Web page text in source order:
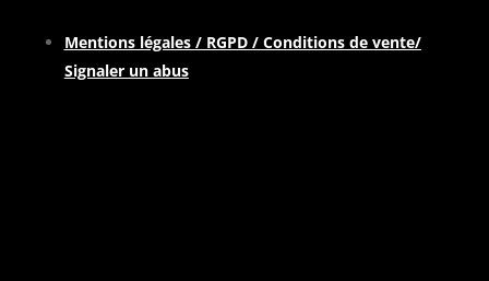
Mentions légales / RGPD / Conditions de vente/
Signaler un abus